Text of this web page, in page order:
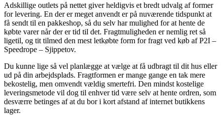
Adskillige outlets på nettet giver heldigvis et bredt udvalg af former
for levering. En der er meget anvendt er på nuværende tidspunkt at
få sendt til en pakkeshop, så du selv har mulighed for at hente de
købte varer når der er tid til det. Fragtmuligheden er nemlig ret så
ligetil, og tit tilmed den mest letkøbte form for fragt ved køb af P2I –
Speedrope – Sjippetov.
Du kunne lige så vel planlægge at vælge at få udbragt til dit hus eller
ud på din arbejdsplads. Fragtformen er mange gange en tak mere
bekostelig, men omvendt vældig smertefri. Den mindst kostelige
leveringsmetode vil dog til enhver tid være selv at hente ordren, som
desværre betinges af at du bor i kort afstand af internet butikkens
lager.